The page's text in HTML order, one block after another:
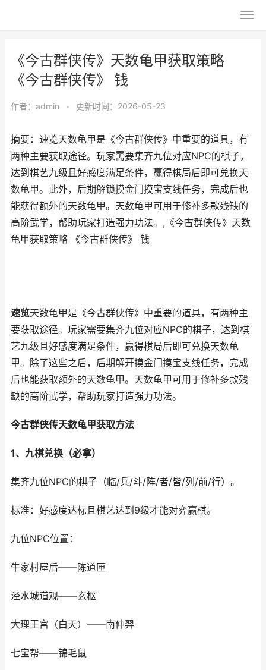
《今古群侠传》天数龟甲获取策略
《今古群侠传》 钱
作者： admin • 更新时间：2026-05-23
摘要：速览天数龟甲是《今古群侠传》中重要的道具，有
两种主要获取途径。玩家需要集齐九位对应NPC的棋子，
达到棋艺九级且好感度满足条件，赢得棋局后即可兑换天
数龟甲。此外，后期解锁摸金门摸宝支线任务，完成后也
能获得额外的天数龟甲。天数龟甲可用于修补多款残缺的
高阶武学，帮助玩家打造强力功法。,《今古群侠传》天数
龟甲获取策略 《今古群侠传》 钱
速览天数龟甲是《今古群侠传》中重要的道具，有两种主
要获取途径。玩家需要集齐九位对应NPC的棋子，达到棋
艺九级且好感度满足条件，赢得棋局后即可兑换天数龟
甲。除了这些之后，后期解开摸金门摸宝支线任务，完成
后也能获取额外的天数龟甲。天数龟甲可用于修补多款残
缺的高阶武学，帮助玩家打造强力功法。
今古群侠传天数龟甲获取方法
1、九棋兑换（必拿）
集齐九位NPC的棋子（临/兵/斗/阵/者/皆/列/前/行）。
标准：好感度达标且棋艺达到9级才能对弈赢棋。
九位NPC位置：
牛家村屋后——陈道匣
泾水城道观——玄枢
大理王宫（白天）——南仲羿
七宝帮——锦毛鼠